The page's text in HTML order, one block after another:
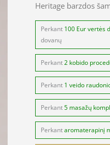
Heritage barzdos
Perkant 100 Eur vertės
dovanų
Perkant2 kobido
Perkant 1 veido
Perkant5 masažų
Perkantaromaterapinį
kiekis:
Beardburys
Original
Heritage
barzdos
šampūnas